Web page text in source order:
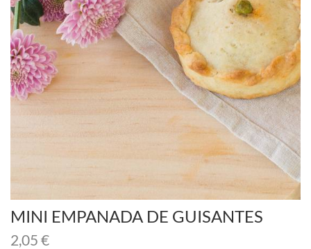
MINI EMPANADA DE GUISANTES
2,05 €